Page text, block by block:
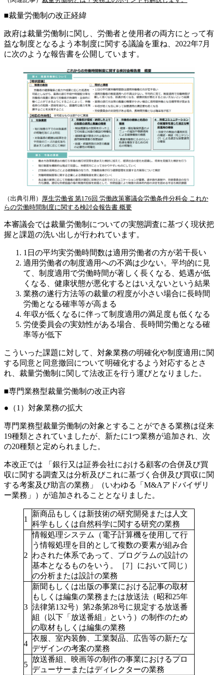
■裁量労働制の改正経緯
政府は裁量労働制に関し、労働者と使用者の両方にとって有
益な制度となるよう本制度に関する議論を重ね、2022年7月
に次のような報告書を公開しています。
（出典引用） 厚生労働省 第176回 労働政策審議会労働条件分科会 これか
らの労働時間制度に関する検討会報告書 概要
本審議会では裁量労働制についての実態調査に基づく現状把
握と課題の洗い出しが行われています。
1日の平均実労働時間数は適用労働者の方が若干長い
適用労働者の制度適用への不満は少ない。平均的に見
て、制度適用で労働時間が著しく長くなる、処遇が低
くなる、健康状態が悪化するとはいえないという結果
業務の遂行方法等の裁量の程度が小さい場合に長時間
労働となる確率等が高まる
年収が低くなるに伴って制度適用の満足度も低くなる
労使委員会の実効性がある場合、長時間労働となる確
率等が低下
こういった課題に対して、対象業務の明確化や制度適用に関
する同意と同意撤回について明確化するよう対応するとさ
れ、裁量労働制に関して法改正を行う運びとなりました。
■専門業務型裁量労働制の改正内容
（1）対象業務の拡大
専門業務型裁量労働制の対象とすることができる業務は従来
19種類とされていましたが、新たに1つ業務が追加され、次
の20種類と定められました。
本改正では 「銀行又は証券会社における顧客の合併及び買
収に関する調査又は分析及びこれに基づく合併及び買収に関
する考案及び助言の業務」（いわゆる「M&Aアドバイザリ
ー業務」） が追加されることとなりました。
1
新商品もしくは新技術の研究開発または人文
科学もしくは自然科学に関する研究の業務
2
情報処理システム（電子計算機を使用して行
う情報処理を目的として複数の要素が組み合
わされた体系であって、プログラムの設計の
基本となるものをいう。［7］において同じ）
の分析または設計の業務
3
新聞もしくは出版の事業における記事の取材
もしくは編集の業務または放送法（昭和25年
法律第132号）第2条第28号に規定する放送番
組（以下「放送番組」という）の制作のため
の取材もしくは編集の業務
4
衣服、室内装飾、工業製品、広告等の新たな
デザインの考案の業務
5
放送番組、映画等の制作の事業におけるプロ
デューサーまたはディレクターの業務